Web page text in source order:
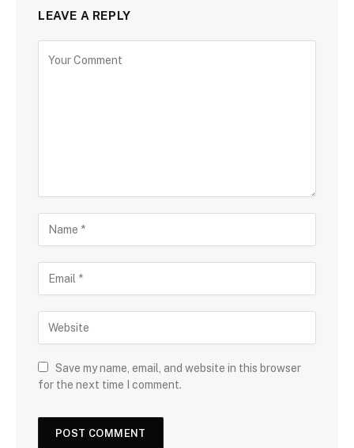
LEAVE A REPLY
Save my name, email, and website in this browser
for the next time I comment.